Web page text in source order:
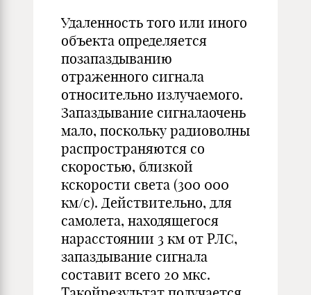
Удаленность того или иного
объекта определяется
позапаздыванию
отраженного сигнала
относительно излучаемого.
Запаздывание сигналаочень
мало, поскольку радиоволны
распространяются со
скоростью, близкой
кскорости света (300 000
км/с). Действительно, для
самолета, находящегося
нарасстоянии 3 км от РЛС,
запаздывание сигнала
составит всего 20 мкс.